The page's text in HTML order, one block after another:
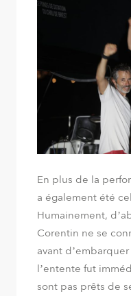
En plus de la
a également été
Humainement,
Corentin ne se
avant
l’entente fut
sont pas prêts de